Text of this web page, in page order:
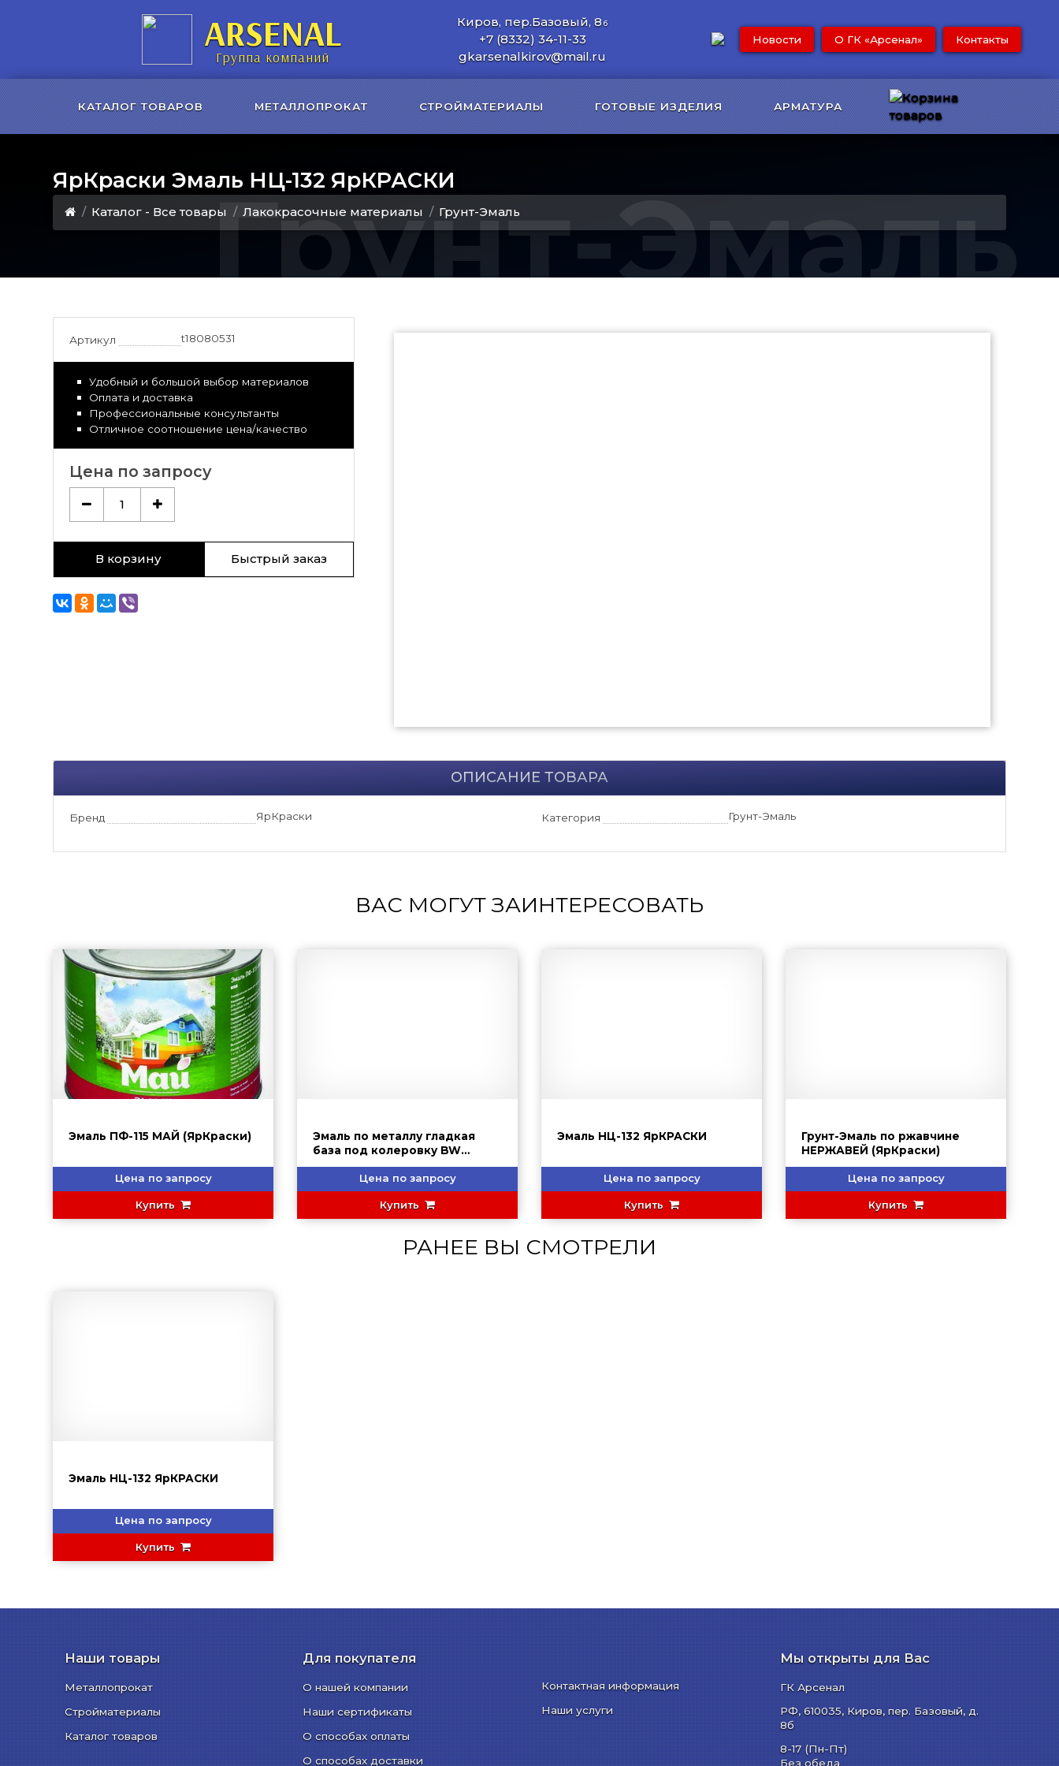
ARSENAL
Группа компаний
Киров, пер.Базовый, 8б
+7 (8332) 34-11-33
gkarsenalkirov@mail.ru
Новости О ГК «Арсенал» Контакты
КАТАЛОГ ТОВАРОВ МЕТАЛЛОПРОКАТ СТРОЙМАТЕРИАЛЫ ГОТОВЫЕ ИЗДЕЛИЯ АРМАТУРА
Грунт-Эмаль
ЯрКраски Эмаль НЦ-132 ЯрКРАСКИ
Каталог - Все товары Лакокрасочные материалы Грунт-Эмаль
Артикул t18080531
Удобный и большой выбор материалов
Оплата и доставка
Профессиональные консультанты
Отличное соотношение цена/качество
Цена по запросу
1
В корзину Быстрый заказ
ОПИСАНИЕ ТОВАРА
Бренд ЯрКраски Категория Грунт-Эмаль
ВАС МОГУТ ЗАИНТЕРЕСОВАТЬ
Эмаль ПФ-115 МАЙ (ЯрКраски)
Цена по запросу
Купить
Эмаль по металлу гладкая
база под колеровку BW
HAMMERITE
Цена по запросу
Купить
Эмаль НЦ-132 ЯрКРАСКИ
Цена по запросу
Купить
Грунт-Эмаль по ржавчине
НЕРЖАВЕЙ (ЯрКраски)
Цена по запросу
Купить
РАНЕЕ ВЫ СМОТРЕЛИ
Эмаль НЦ-132 ЯрКРАСКИ
Цена по запросу
Купить
Наши товары
Металлопрокат
Стройматериалы
Каталог товаров
Для покупателя
О нашей компании
Наши сертификаты
О способах оплаты
О способах доставки
Контактная информация
Наши услуги
Мы открыты для Вас
ГК Арсенал
РФ, 610035, Киров, пер. Базовый, д.
8б
8-17 (Пн-Пт)
Без обеда